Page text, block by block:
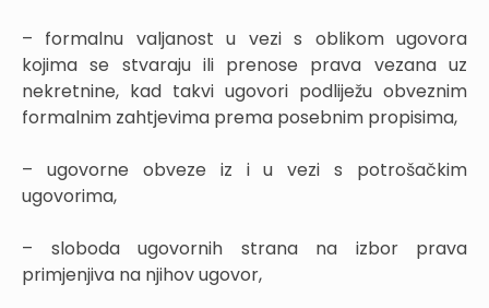
– formalnu valjanost u vezi s oblikom ugovora
kojima se stvaraju ili prenose prava vezana uz
nekretnine, kad takvi ugovori podliježu obveznim
formalnim zahtjevima prema posebnim propisima,
– ugovorne obveze iz i u vezi s potrošačkim
ugovorima,
– sloboda ugovornih strana na izbor prava
primjenjiva na njihov ugovor,